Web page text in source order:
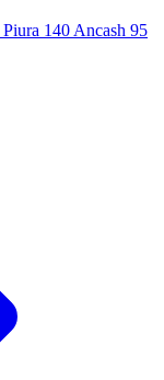
Piura 140 Ancash 95